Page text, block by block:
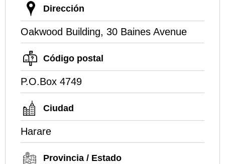
Dirección
Oakwood Building, 30 Baines Avenue
Código postal
P.O.Box 4749
Ciudad
Harare
Provincia / Estado